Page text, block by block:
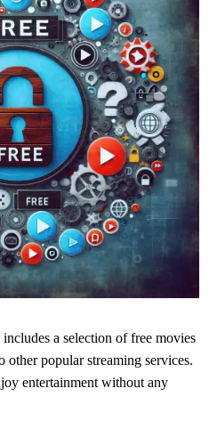
a selection of free movies
other popular streaming services.
entertainment without any